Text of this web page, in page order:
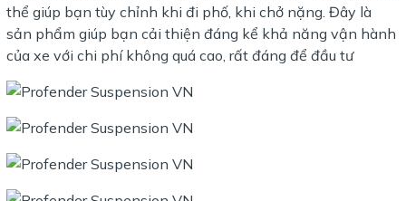
thể giúp bạn tùy chỉnh khi đi phố, khi chở nặng. Đây là
sản phẩm giúp bạn cải thiện đáng kể khả năng vận hành
của xe với chi phí không quá cao, rất đáng để đầu tư